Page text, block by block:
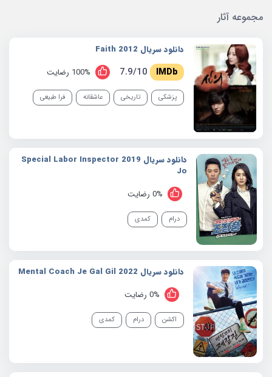
مجموعه آثار
دانلود سریال 2012 Faith
7.9/10 100% رضایت
پزشکی تاریخی عاشقانه فرا طبیعی
دانلود سریال 2019 Special Labor Inspector
Jo
0% رضایت
درام کمدی
دانلود سریال 2022 Mental Coach Je Gal Gil
0% رضایت
اکشن درام کمدی